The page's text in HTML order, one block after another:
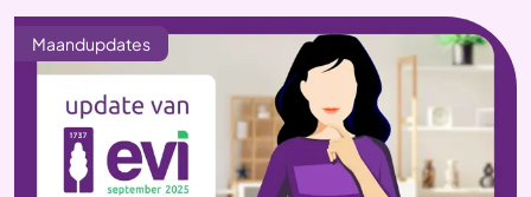
Maandupdates